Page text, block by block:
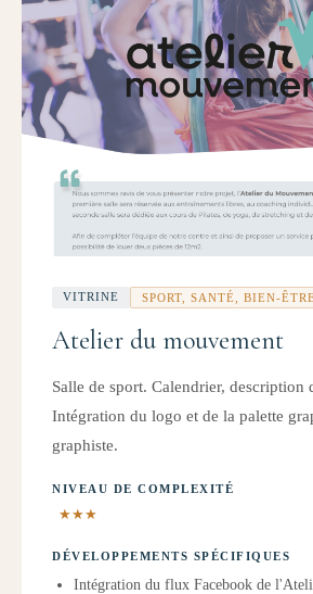
VITRINE SPORT, SANTÉ, BIEN-
Atelier du mouvement
Salle de sport. Calendrier, description
Intégration du logo et de la palette
graphiste.
NIVEAU DE COMPLEXITÉ
★★★
DÉVELOPPEMENTS SPÉCIFIQUES
Intégration du flux Facebook de